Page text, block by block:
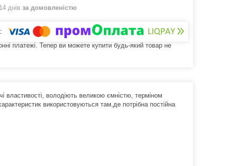
днів за домовленістю
платежі. Тепер ви можете купити будь-який товар не
властивості, володіють великою ємністю, терміном
використовуються там,де потрібна постійна